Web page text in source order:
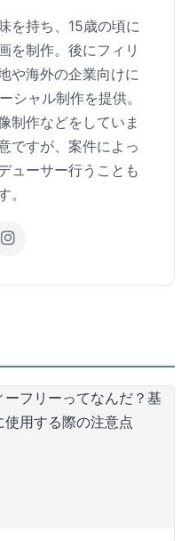
を持ち、15歳の頃に
を制作。後にフィリ
や海外の企業向けに
シャル制作を提供。
制作などをしていま
ですが、案件によっ
ューサー行うことも
。